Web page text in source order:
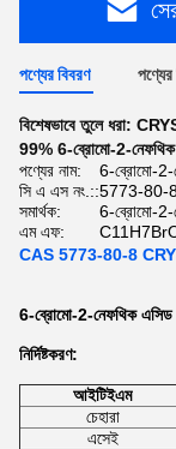
পণ্যের বিবরণ পণ্যের
বিশেষভাবে তুলে ধরা:
99% 6-ব্রোমো-2-
পণ্যের নাম:
6-ব্রোমো-2-
সি এ এস নং.::5773-80-
সমার্থক:
6-ব্রোমো-2-
এম এফ:
CAS 5773-80-8
6-ব্রোমো-2-নেফথিক
নির্দিষ্টকরণ:
আইটিইএম
চেহারা
এসেই